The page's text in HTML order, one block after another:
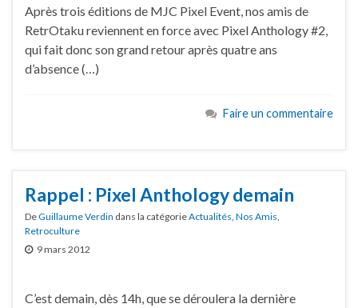
Après trois éditions de MJC Pixel Event, nos amis de
RetrOtaku reviennent en force avec Pixel Anthology #2,
qui fait donc son grand retour après quatre ans
d’absence (…)
Faire un commentaire
Rappel : Pixel Anthology demain
DeGuillaume Verdin dans la catégorieActualités Nos Amis
Retroculture
9 mars 2012
C’est demain, dès 14h, que se déroulera la dernière